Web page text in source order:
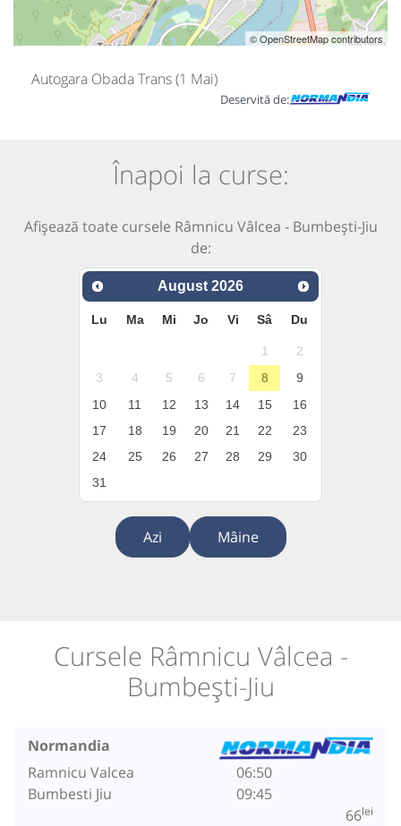
© OpenStreetMap contributors
Autogara Obada Trans (1 Mai)
Deservită de:
Înapoi la curse:
Afișează toate cursele Râmnicu Vâlcea - Bumbești-Jiu
de:
August 2026
Lu Ma Mi Jo Vi Sâ Du
1
2
3
4 5 6 7 8
9
10
11 12 13 14 15
16
17
18 19 20 21 22
23
24
25 26 27 28 29
30
31
Azi Mâine
Cursele Râmnicu Vâlcea -
Bumbești-Jiu
Normandia
Ramnicu Valcea
Bumbesti Jiu
06:50
09:45
66lei